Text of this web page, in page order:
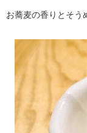
お蕎麦の香りとそう